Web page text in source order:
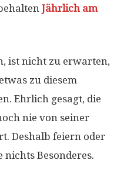
Jährlich am
ist nicht zu erwarten,
zu diesem
Ehrlich gesagt, die
nie von seiner
Deshalb feiern oder
Besonderes.